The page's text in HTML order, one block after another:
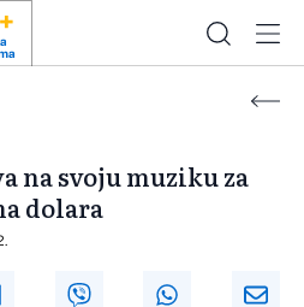
na svoju muziku za
dolara